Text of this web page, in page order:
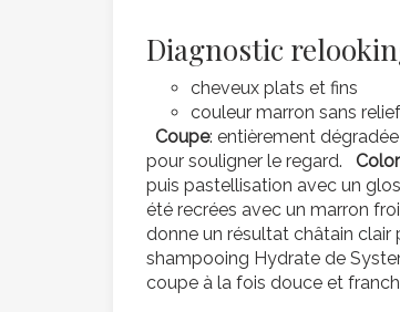
Diagnostic
cheveux plats et fins
couleur marron sans relief
Coupe: entièrement
pour souligner le regard.
puis pastellisation avec un
été recrées avec un marron
donne un résultat châtain
shampooing Hydrate de
coupe à la fois douce et